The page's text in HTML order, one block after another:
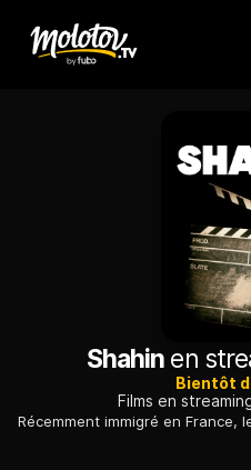
Shahin en
Bientôt
Films en